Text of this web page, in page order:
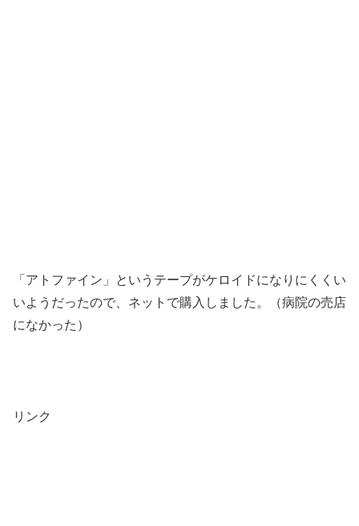
「アトファイン」というテープがケロイドになりにくくい
いようだったので、ネットで購入しました。（病院の売店
になかった）
リンク